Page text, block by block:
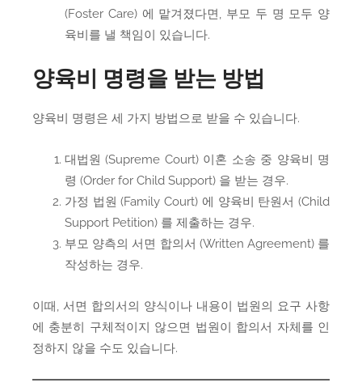
(Foster Care) 에 맡겨졌다면, 부모 두 명 모두 양
육비를 낼 책임이 있습니다.
양육비 명령을 받는 방법
양육비 명령은 세 가지 방법으로 받을 수 있습니다.
대법원 (Supreme Court) 이혼 소송 중 양육비 명
령 (Order for Child Support) 을 받는 경우.
가정 법원 (Family Court) 에 양육비 탄원서 (Child
Support Petition) 를 제출하는 경우.
부모 양측의 서면 합의서 (Written Agreement) 를
작성하는 경우.
이때, 서면 합의서의 양식이나 내용이 법원의 요구 사항
에 충분히 구체적이지 않으면 법원이 합의서 자체를 인
정하지 않을 수도 있습니다.